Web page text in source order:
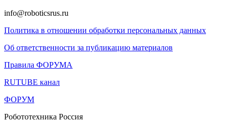
info@roboticsrus.ru
Политика в отношении обработки персональных данных
Об ответственности за публикацию материалов
Правила ФОРУМА
RUTUBE канал
ФОРУМ
Робототехника Россия